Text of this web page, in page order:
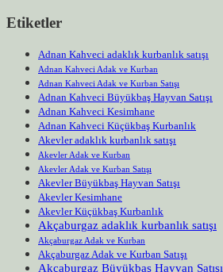
Etiketler
Adnan Kahveci adaklık kurbanlık satışı
Adnan Kahveci Adak ve Kurban
Adnan Kahveci Adak ve Kurban Satışı
Adnan Kahveci Büyükbaş Hayvan Satışı
Adnan Kahveci Kesimhane
Adnan Kahveci Küçükbaş Kurbanlık
Akevler adaklık kurbanlık satışı
Akevler Adak ve Kurban
Akevler Adak ve Kurban Satışı
Akevler Büyükbaş Hayvan Satışı
Akevler Kesimhane
Akevler Küçükbaş Kurbanlık
Akçaburgaz adaklık kurbanlık satışı
Akçaburgaz Adak ve Kurban
Akçaburgaz Adak ve Kurban Satışı
Akçaburgaz Büyükbaş Hayvan Satışı